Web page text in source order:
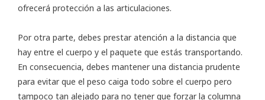
ofrecerá protección a las articulaciones.
Por otra parte, debes prestar atención a la distancia que
hay entre el cuerpo y el paquete que estás transportando.
En consecuencia, debes mantener una distancia prudente
para evitar que el peso caiga todo sobre el cuerpo pero
tampoco tan alejado para no tener que forzar la columna